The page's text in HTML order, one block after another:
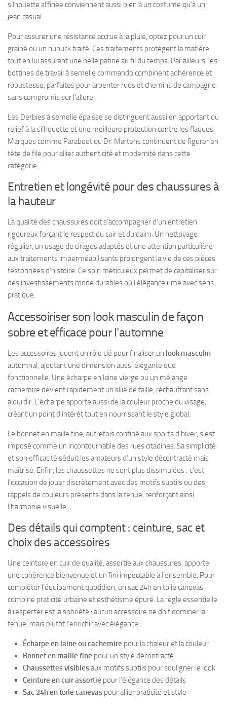
silhouette affinée conviennent aussi bien à un costume qu’à un
jean casual.
Pour assurer une résistance accrue à la pluie, optez pour un cuir
grainé ou un nubuck traité. Ces traitements protègent la matière
tout en lui assurant une belle patine au fil du temps. Par ailleurs, les
bottines de travail à semelle commando combinent adhérence et
robustesse, parfaites pour arpenter rues et chemins de campagne
sans compromis sur l’allure.
Les Derbies à semelle épaisse se distinguent aussi en apportant du
relief à la silhouette et une meilleure protection contre les flaques.
Marques comme Paraboot ou Dr. Martens continuent de figurer en
tête de file pour allier authenticité et modernité dans cette
catégorie.
Entretien et longévité pour des chaussures à
la hauteur
La qualité des chaussures doit s’accompagner d’un entretien
rigoureux forçant le respect du cuir et du daim. Un nettoyage
régulier, un usage de cirages adaptés et une attention particulière
aux traitements imperméabilisants prolongent la vie de ces pièces
festonnées d’histoire. Ce soin méticuleux permet de capitaliser sur
des investissements mode durables où l’élégance rime avec sens
pratique.
Accessoiriser son look masculin de façon
sobre et efficace pour l’automne
Les accessoires jouent un rôle clé pour finaliser un look masculin
automnal, ajoutant une dimension aussi élégante que
fonctionnelle. Une écharpe en laine vierge ou un mélange
cachemire devient rapidement un allié de taille, réchauffant sans
alourdir. L’écharpe apporte aussi de la couleur proche du visage,
créant un point d’intérêt tout en nourrissant le style global.
Le bonnet en maille fine, autrefois confiné aux sports d’hiver, s’est
imposé comme un incontournable des rues citadines. Sa simplicité
et son efficacité séduit les amateurs d’un style décontracté mais
maîtrisé. Enfin, les chaussettes ne sont plus dissimulées ; c’est
l’occasion de jouer discrètement avec des motifs subtils ou des
rappels de couleurs présents dans la tenue, renforçant ainsi
l’harmonie visuelle.
Des détails qui comptent : ceinture, sac et
choix des accessoires
Une ceinture en cuir de qualité, assortie aux chaussures, apporte
une cohérence bienvenue et un fini impeccable à l’ensemble. Pour
compléter l’équipement quotidien, un sac 24h en toile canevas
combine praticité urbaine et esthétisme épuré. La règle essentielle
à respecter est la sobriété : aucun accessoire ne doit dominer la
tenue, mais plutôt l’enrichir avec élégance.
Écharpe en laine ou cachemire pour la chaleur et la couleur
Bonnet en maille fine pour un style décontracté
Chaussettes visiblesaux motifs subtils pour souligner le look
Ceinture en cuir assortie pour l’élégance des détails
Sac 24h en toile canevas pour allier praticité et style